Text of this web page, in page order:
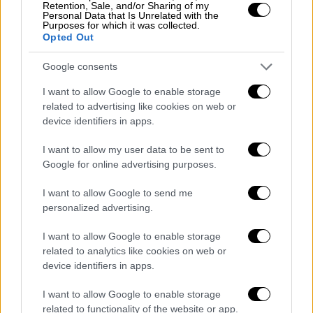
Retention, Sale, and/or Sharing of my
Personal Data that Is Unrelated with the
Purposes for which it was collected.
Opted Out
Google consents
I want to allow Google to enable storage
related to advertising like cookies on web or
device identifiers in apps.
I want to allow my user data to be sent to
Google for online advertising purposes.
I want to allow Google to send me
personalized advertising.
I want to allow Google to enable storage
related to analytics like cookies on web or
device identifiers in apps.
I want to allow Google to enable storage
related to functionality of the website or app.
έναν όμιλο που είχε «μέσα» την Πολωνία και
την Τσεχία.
Οι Αλβανοί είχαν τον έλεγχο του αγώνα απ'
την αρχή και πήραν το προβάδισμα στο 25'
χάρις στο εύστοχο πέναλτι του Τσικαλέσι
στο 25ο λεπτό. Δεν βρήκαν, ωστόσο,
δεύτερο γκολ για να «καθαρίσουν» τη νίκη
τους και στο τέλος οι Μολδαβοί ισοφάρισαν
στο 88' με τον Μπαμπόγκλο, χωρίς όμως να
κάνουν «ζημιά» στην Αλβανία. Την ίδια ώρα η
«αδιάφορη» Φινλανδία νίκησε εύκολα με 4-0
τη Β. Ιρλανδία για τον 8ο όμιλο σε ένα ματς
χωρίς κανένα βαθμολογικό ενδιαφέρον και
για τους δύο.
Επίσης, το Καζακστάν έκανε αυτό που...
έπρεπε απέναντι στο Σαν Μαρίνο και νίκησε